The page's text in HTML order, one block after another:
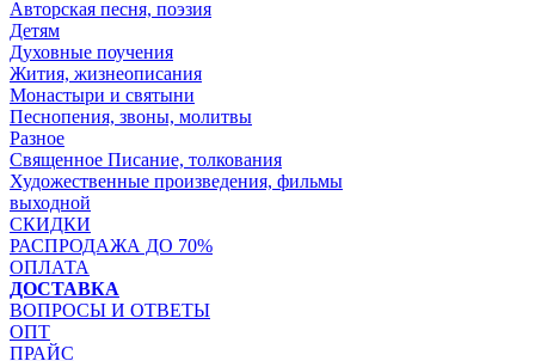
Авторская песня, поэзия
Детям
Духовные поучения
Жития, жизнеописания
Монастыри и святыни
Песнопения, звоны, молитвы
Разное
Священное Писание, толкования
Художественные произведения, фильмы
выходной
СКИДКИ
РАСПРОДАЖА ДО 70%
ОПЛАТА
ДОСТАВКА
ВОПРОСЫ И ОТВЕТЫ
ОПТ
ПРАЙС